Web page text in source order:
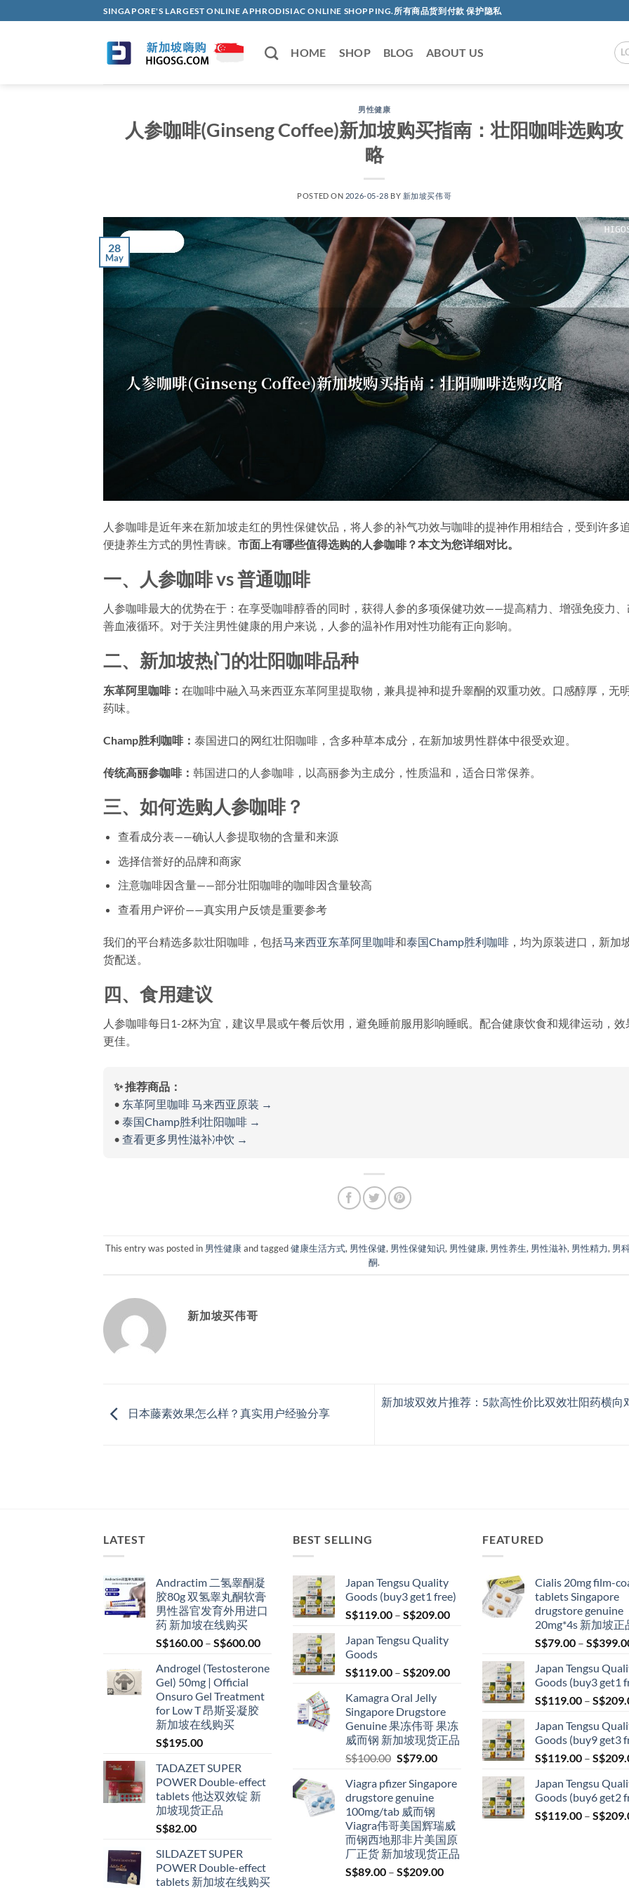
to
SINGAPORE'S LARGEST ONLINE APHRODISIAC ONLINE SHOPPING.所有商品货到付款 保护隐私
HOME SHOP BLOG ABOUT US
男性健康
人参咖啡(Ginseng Coffee)新加坡购买指南：壮阳咖啡选购攻
略
POSTED ON 2026-05-28 BY 新加坡买伟哥
28
May
人参咖啡是近年来在新加坡走红的男性保健饮品，将人参的补气功效与咖啡的提神作用相结合，受到许多
便捷养生方式的男性青睐。 市面上有哪些值得选购的人参咖啡？本文为您详细对比。
一、人参咖啡 vs 普通咖啡
人参咖啡最大的优势在于：在享受咖啡醇香的同时，获得人参的多项保健功效——提高精力、增强免疫力、
善血液循环。对于关注男性健康的用户来说，人参的温补作用对性功能有正向影响。
二、新加坡热门的壮阳咖啡品种
东革阿里咖啡： 在咖啡中融入马来西亚东革阿里提取物，兼具提神和提升睾酮的双重功效。口感醇厚，无
药味。
Champ胜利咖啡： 泰国进口的网红壮阳咖啡，含多种草本成分，在新加坡男性群体中很受欢迎。
传统高丽参咖啡： 韩国进口的人参咖啡，以高丽参为主成分，性质温和，适合日常保养。
三、如何选购人参咖啡？
查看成分表——确认人参提取物的含量和来源
选择信誉好的品牌和商家
注意咖啡因含量——部分壮阳咖啡的咖啡因含量较高
查看用户评价——真实用户反馈是重要参考
我们的平台精选多款壮阳咖啡，包括马来西亚东革阿里咖啡和泰国Champ胜利咖啡 ，均为原装进口，新加
货配送。
四、食用建议
人参咖啡每日1-2杯为宜，建议早晨或午餐后饮用，避免睡前服用影响睡眠。配合健康饮食和规律运动，效
更佳。
✨ 推荐商品：
• 东革阿里咖啡 马来西亚原装 →
• 泰国Champ胜利壮阳咖啡 →
• 查看更多男性滋补冲饮 →
This entry was posted in 男性健康and tagged健康生活方式, 男性保健, 男性保健知识, 男性健康, 男性养生, 男性滋补, 男性精力, 男
酮.
新加坡买伟哥
日本藤素效果怎么样？真实用户经验分享
新加坡双效片推荐：5款高性价比双效壮阳药横向
LATEST
Andractim 二氢睾酮凝
胶80g 双氢睾丸酮软膏
男性器官发育外用进口
药 新加坡在线购买
S$160.00 – S$600.00Price
S$160.00
S$600.00
Androgel (Testosterone
Gel) 50mg | Official
Onsuro Gel Treatment
for Low T 昂斯妥凝胶
新加坡在线购买
S$195.00
TADAZET SUPER
POWER Double-effect
tablets 他达双效锭 新
加坡现货正品
S$82.00
SILDAZET SUPER
POWER Double-effect
tablets 新加坡在线购买
BEST SELLING
Japan Tengsu Quality
Goods (buy3 get1 free)
S$119.00 – S$209.00Price
through
S$209.00
Japan Tengsu Quality
Goods
S$119.00 – S$209.00Price
S$119.00
through
S$209.00
Kamagra Oral Jelly
Singapore Drugstore
Genuine 果冻伟哥 果冻
威而钢 新加坡现货正品
S$100.00 Original
was:
S$100.00.
S$79.00Current
is:
Viagra pfizer Singapore
drugstore genuine
100mg/tab 威而钢
Viagra伟哥美国辉瑞威
而钢西地那非片美国原
厂正货 新加坡现货正品
S$89.00 – S$209.00Price
FEATURED
Cialis 20mg film-
tablets Singapore
drugstore genuine
20mg*4s 新加坡正
S$79.00 – S$
Japan Tengsu
Goods (buy3 get1
S$119.00 – S$
Japan Tengsu
Goods (buy9 get3
S$119.00 – S$
Japan Tengsu
Goods (buy6 get2
S$119.00 – S$